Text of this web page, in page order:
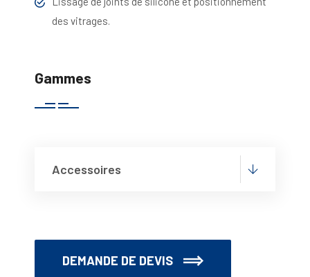
des vitrages.
Gammes
Accessoires
DEMANDE DE DEVIS